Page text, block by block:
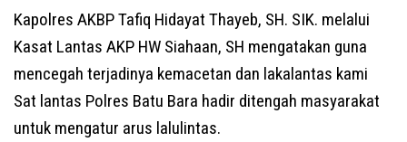
Kapolres AKBP Tafiq Hidayat Thayeb, SH. SIK. melalui
Kasat Lantas AKP HW Siahaan, SH mengatakan guna
mencegah terjadinya kemacetan dan lakalantas kami
Sat lantas Polres Batu Bara hadir ditengah masyarakat
untuk mengatur arus lalulintas.